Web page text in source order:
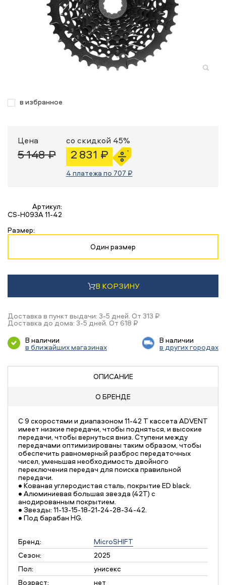
в избранное
Цена
5 148 ₽
со скидкой 45%
2 831 ₽
4 платежа по 707 ₽
Артикул:
CS-H093A 11-42
Размер:
Один размер
В КОРЗИНУ
Доставка в пункт выдачи: 3-5 дней. От 313 ₽
Доставка до дома: 3-5 дней. От 618 ₽
В наличии
в ближайших магазинах
В наличии
в других городах
ОПИСАНИЕ
О БРЕНДЕ
С 9 скоростями и диапазоном 11-42 Т кассета ADVENT
имеет низкие передачи, чтобы подняться, и высокие
передачи, чтобы вернуться вниз. Ступени между
передачами оптимизированы таким образом, чтобы
обеспечить равномерный разброс передаточных
чисел, уменьшая необходимость двойного
переключения передач для поиска правильной
передачи.
• Кованая углеродистая сталь, покрытие ED black.
• Алюминиевая большая звезда (42Т) с
анодированным покрытием.
• Звезды: 11-13-15-18-21-24-28-34-42.
• Под барабан HG.
Бренд:
MicroSHIFT
Сезон:
2025
Пол:
унисекс
Возраст:
нет